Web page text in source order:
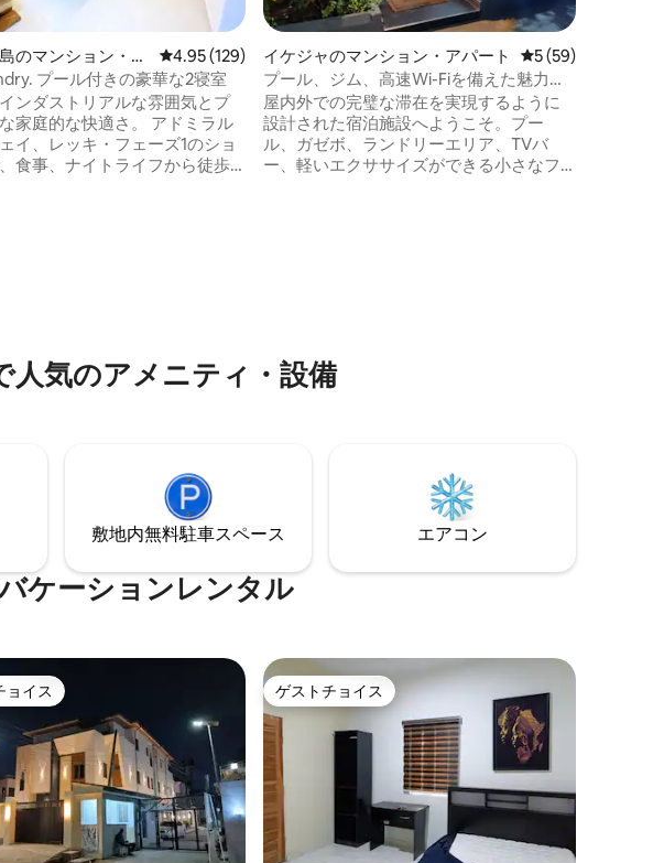
中5つ星の平均評価
のマンション・ア
レビュー129件、5つ星中4.95つ星の平均評価
4.95 (129)
プール付きの豪華な2寝室
ンダストリアルな雰囲気とプ
的な快適さ。 アドミラル
イ、レッキ・フェーズ1のショ
食事、ナイトライフから徒歩
ようにお願いいたします。
イケジャのマンション・アパート レビュー59件、5
5 (59)
プール、ジム、高速Wi-Fiを備えた魅力的
な寝室2室のお家
屋内外での完璧な滞在を実現するように
設計された宿泊施設へようこそ。プー
ル、ガゼボ、ランドリーエリア、TVバ
ー、軽いエクササイズができる小さなフ
れています。 警備員とポーターが常に対
応いたします。
気のアメニティ・設備
敷地内無料駐⁠車ス⁠ペ⁠ー⁠ス エアコン
ケーションレンタル
中5つ星の平均評価
ョイス
ョイス ゲストチョイス
ゲストチョイス